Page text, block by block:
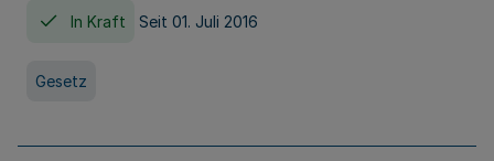
In Kraft Seit 01. Juli 2016
Gesetz